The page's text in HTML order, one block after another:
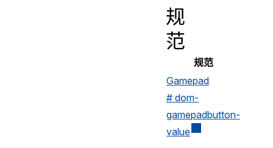
规
范
规范
Gamepad
# dom-
gamepadbutton-
value